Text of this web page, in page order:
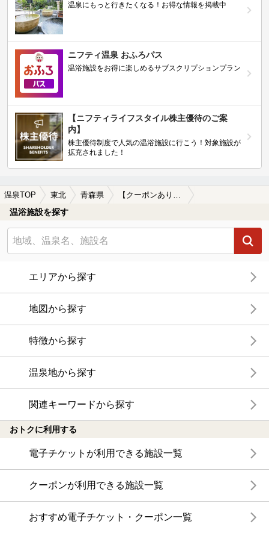
温泉にもっと行きたくなる！お得な情報を掲載中
ニフティ温泉 おふろパス
温浴施設をお得に楽しめるサブスクリプションプラン
【ニフティライフスタイル株主優待のご案
内】
株主優待制度で人気の温浴施設に行こう！対象施設が
拡充されました！
温泉TOP 東北 青森県 【クーポンあり】八戸の日帰り温泉、スーパー銭湯おすすめ
温浴施設を探す
エリアから探す
地図から探す
特徴から探す
温泉地から探す
関連キーワードから探す
おトクに利用する
電子チケットが利用できる施設一覧
クーポンが利用できる施設一覧
おすすめ電子チケット・クーポン一覧